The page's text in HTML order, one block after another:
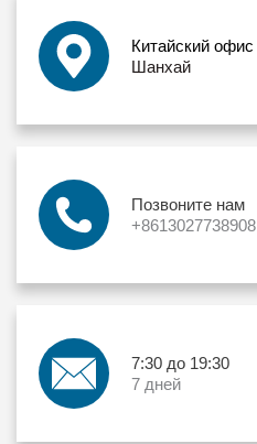
Китайский офис
Шанхай
Позвоните нам
+8613027738908
7:30 до 19:30
7 дней